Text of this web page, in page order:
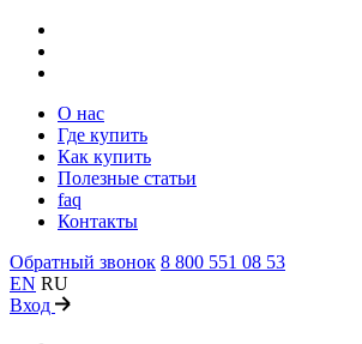
О нас
Где купить
Как купить
Полезные статьи
faq
Контакты
Обратный звонок 8 800 551 08 53
EN RU
Вход